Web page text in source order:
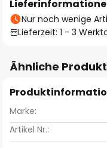
Nur noch wenige
Lieferzeit: 1 - 3
Ähnliche
Marke:
Artikel Nr.: